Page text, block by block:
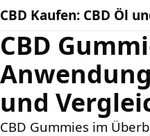
CBD Kaufen: CBD Öl
CBD
und
CBD Gummies im